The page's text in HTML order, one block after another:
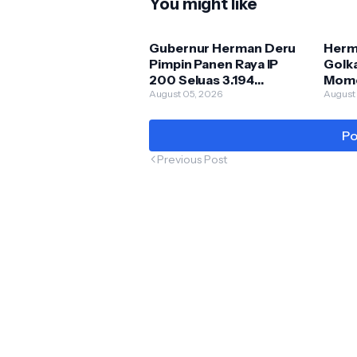
You might like
Gubernur Herman Deru
Pimpin Panen Raya IP
200 Seluas 3.194
Hektare di Ogan Ilir
August 05, 2026
Previous Post